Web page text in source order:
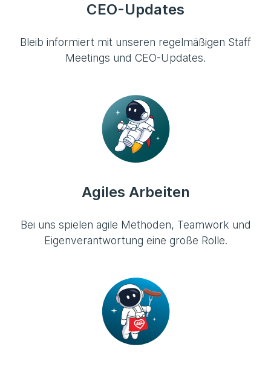
CEO-Updates
Bleib informiert mit unseren regelmäßigen Staff
Meetings und CEO-Updates.
Agiles Arbeiten
Bei uns spielen agile Methoden, Teamwork und
Eigenverantwortung eine große Rolle.